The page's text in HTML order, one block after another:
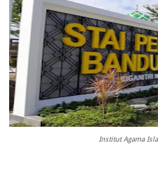
Institut Agama